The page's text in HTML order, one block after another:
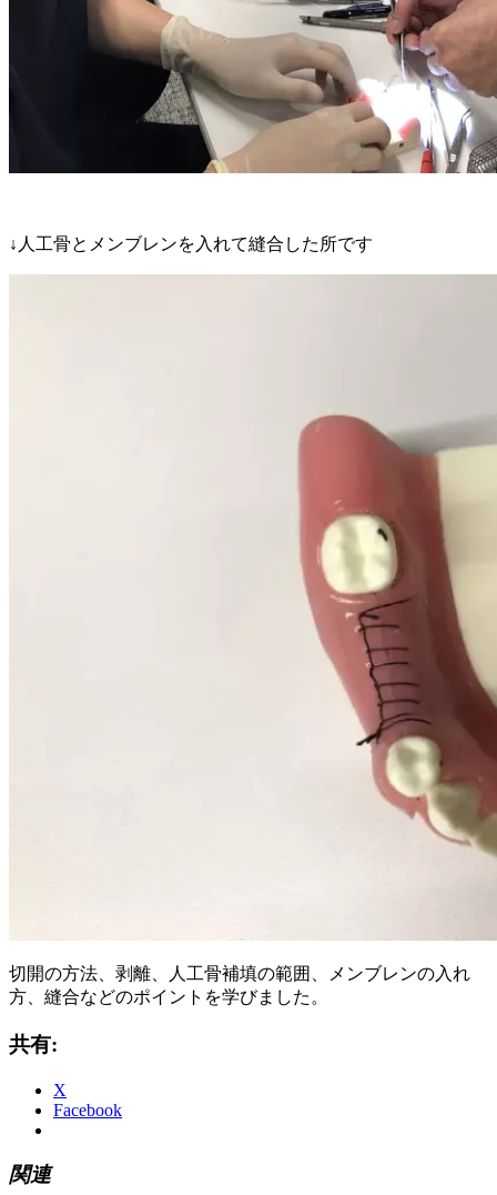
↓人工骨とメンブレンを入れて縫合した所です
切開の方法、剥離、人工骨補填の範囲、メンブレンの入れ
方、縫合などのポイントを学びました。
共有:
X
Facebook
関連